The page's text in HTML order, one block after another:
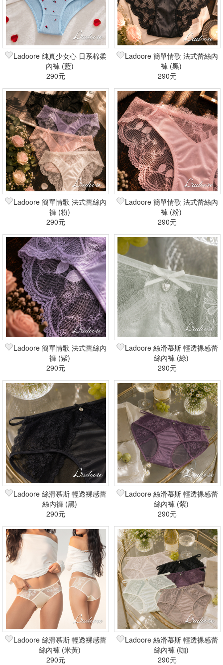
Ladoore 純真少女心 日系棉柔
內褲 (藍)
290元
Ladoore 簡單情歌 法式蕾絲內
褲 (黑)
290元
Ladoore 簡單情歌 法式蕾絲內
褲 (粉)
290元
Ladoore 簡單情歌 法式蕾絲內
褲 (粉)
290元
Ladoore 簡單情歌 法式蕾絲內
褲 (紫)
290元
Ladoore 絲滑慕斯 輕透裸感蕾
絲內褲 (綠)
290元
Ladoore 絲滑慕斯 輕透裸感蕾
絲內褲 (黑)
290元
Ladoore 絲滑慕斯 輕透裸感蕾
絲內褲 (紫)
290元
Ladoore 絲滑慕斯 輕透裸感蕾
絲內褲 (米黃)
290元
Ladoore 絲滑慕斯 輕透裸感蕾
絲內褲 (咖)
290元